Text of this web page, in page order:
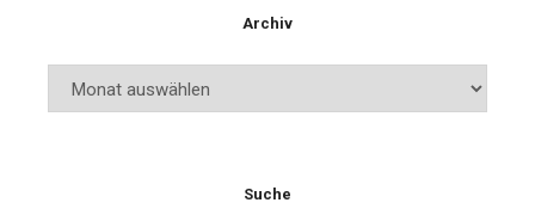
Archiv
Archiv
Suche